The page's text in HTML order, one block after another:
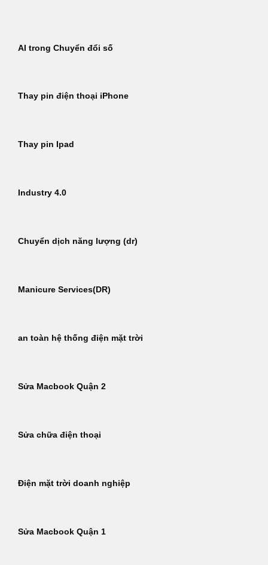
dungAI trong Chuyển đổi số
Thay pin điện thoại iPhone
Thay pin Ipad
Industry 4.0
Chuyển dịch năng lượng (dr)
Manicure Services(DR)
an toàn hệ thống điện mặt trời
Sửa Macbook Quận 2
Sửa chữa điện thoại
Điện mặt trời doanh nghiệp
Sửa Macbook Quận 1